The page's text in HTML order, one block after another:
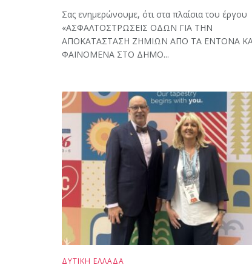
Σας ενημερώνουμε, ότι στα πλαίσια του έργου
«ΑΣΦΑΛΤΟΣΤΡΩΣΕΙΣ ΟΔΩΝ ΓΙΑ ΤΗΝ
ΑΠΟΚΑΤΑΣΤΑΣΗ ΖΗΜΙΩΝ ΑΠΟ ΤΑ ΕΝΤΟΝΑ
ΦΑΙΝΟΜΕΝΑ ΣΤΟ ΔΗΜΟ...
ΔΥΤΙΚΗ ΕΛΛΑΔΑ